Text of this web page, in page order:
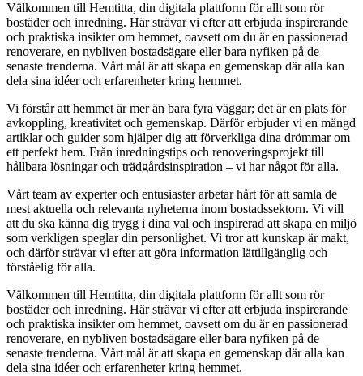
Välkommen till Hemtitta, din digitala plattform för allt som rör
bostäder och inredning. Här strävar vi efter att erbjuda inspirerande
och praktiska insikter om hemmet, oavsett om du är en passionerad
renoverare, en nybliven bostadsägare eller bara nyfiken på de
senaste trenderna. Vårt mål är att skapa en gemenskap där alla kan
dela sina idéer och erfarenheter kring hemmet.
Vi förstår att hemmet är mer än bara fyra väggar; det är en plats för
avkoppling, kreativitet och gemenskap. Därför erbjuder vi en mängd
artiklar och guider som hjälper dig att förverkliga dina drömmar om
ett perfekt hem. Från inredningstips och renoveringsprojekt till
hållbara lösningar och trädgårdsinspiration – vi har något för alla.
Vårt team av experter och entusiaster arbetar hårt för att samla de
mest aktuella och relevanta nyheterna inom bostadssektorn. Vi vill
att du ska känna dig trygg i dina val och inspirerad att skapa en miljö
som verkligen speglar din personlighet. Vi tror att kunskap är makt,
och därför strävar vi efter att göra information lättillgänglig och
förståelig för alla.
Välkommen till Hemtitta, din digitala plattform för allt som rör
bostäder och inredning. Här strävar vi efter att erbjuda inspirerande
och praktiska insikter om hemmet, oavsett om du är en passionerad
renoverare, en nybliven bostadsägare eller bara nyfiken på de
senaste trenderna. Vårt mål är att skapa en gemenskap där alla kan
dela sina idéer och erfarenheter kring hemmet.